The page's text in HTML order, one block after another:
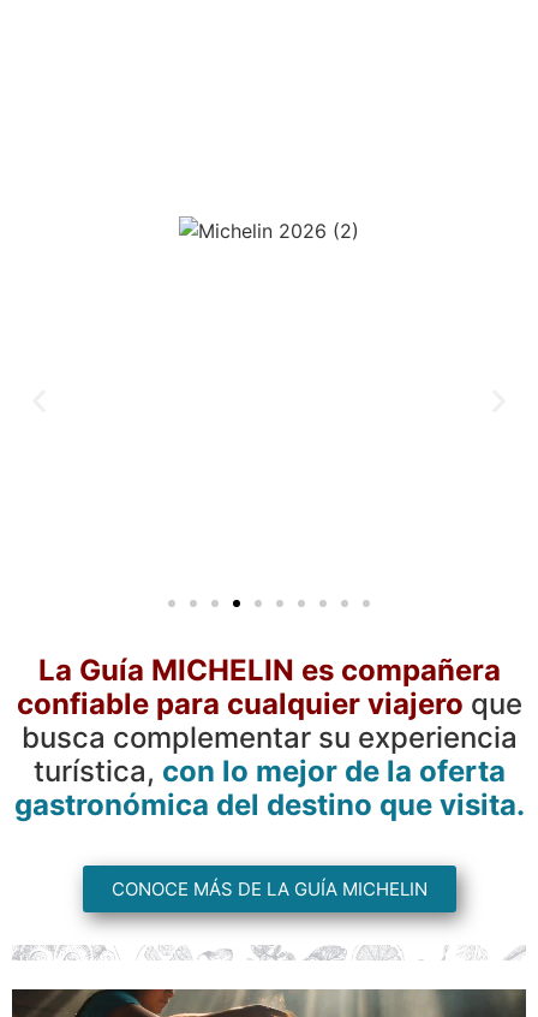
confiable para cualquier viajero que
busca complementar su experiencia
turística,con lo mejor de la oferta
gastronómica del destino que visita.
CONOCE MÁS DE LA GUÍA MICHELIN